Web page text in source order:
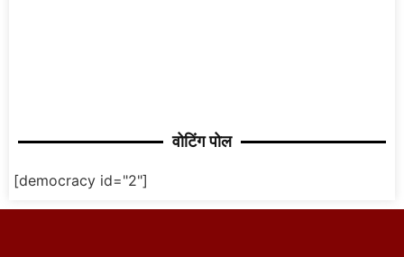
वोटिंग पोल
[democracy id="2"]